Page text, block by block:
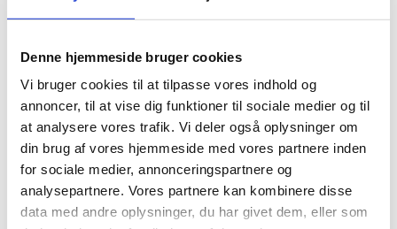
Denne hjemmeside bruger cookies
Vi bruger cookies til at tilpasse vores indhold og
annoncer, til at vise dig funktioner til sociale medier og til
at analysere vores trafik. Vi deler også oplysninger om
din brug af vores hjemmeside med vores partnere inden
for sociale medier, annonceringspartnere og
analysepartnere. Vores partnere kan kombinere disse
data med andre oplysninger, du har givet dem, eller som
September
Ansøgere får svar på deres ansøgninger om
Oktober
Nye udbudsgodkendelser træder i kraft
31. december
2025
Eksisterende udbudsgodkendelser udløber